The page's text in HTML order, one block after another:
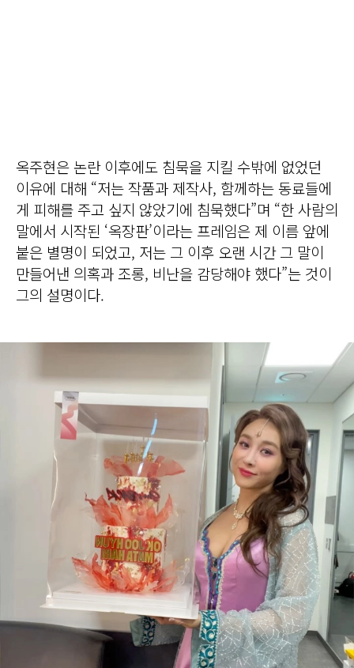
옥주현은 논란 이후에도 침묵을 지킬 수밖에 없었던
이유에 대해 “저는 작품과 제작사, 함께하는 동료들에
게 피해를 주고 싶지 않았기에 침묵했다”며 “한 사람의
말에서 시작된 ‘옥장판’이라는 프레임은 제 이름 앞에
붙은 별명이 되었고, 저는 그 이후 오랜 시간 그 말이
만들어낸 의혹과 조롱, 비난을 감당해야 했다”는 것이
그의 설명이다.